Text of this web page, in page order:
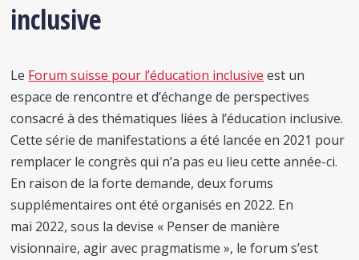
inclusive
Le Forum suisse pour l’éducation inclusive est un
espace de rencontre et d’échange de perspectives
consacré à des thématiques liées à l’éducation inclusive.
Cette série de manifestations a été lancée en 2021 pour
remplacer le congrès qui n’a pas eu lieu cette année-ci.
En raison de la forte demande, deux forums
supplémentaires ont été organisés en 2022. En
mai 2022, sous la devise « Penser de manière
visionnaire, agir avec pragmatisme », le forum s’est